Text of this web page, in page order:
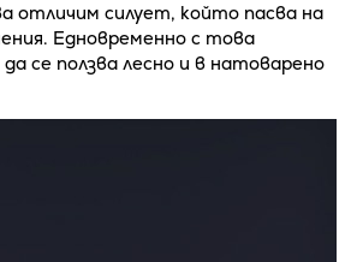
отличим силует, който пасва на
Едновременно с това
се ползва лесно и в натоварено